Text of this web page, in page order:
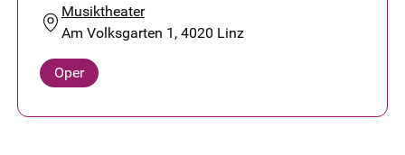
Musiktheater
Am Volksgarten 1, 4020 Linz
Oper